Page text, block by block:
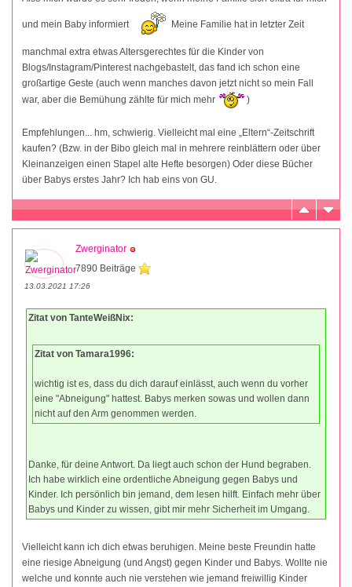
und mein Baby informiert Meine Familie hat in letzter Zeit
manchmal extra etwas Altersgerechtes für die Kinder von
Blogs/Instagram/Pinterest nachgebastelt, das fand ich schon eine
großartige Geste (auch wenn manches davon jetzt nicht so mein Fall
war, aber die Bemühung zählte für mich mehr
)
Empfehlungen... hm, schwierig. Vielleicht mal eine „Eltern“-Zeitschrift
kaufen? (Bzw. in der Bibo gleich mal in mehrere reinblättern oder über
Kleinanzeigen einen Stapel alte Hefte besorgen) Oder diese Bücher
über Babys erstes Jahr? Ich hab eins von GU.
Zwerginator
7890 Beiträge
13.03.2021 17:26
Zitat von TanteWeißNix:
Zitat von Tamara1996:
wichtig ist es, dass du dich darauf einlässt, auch wenn du vorher
eine "Abneigung" hattest. Babys merken sowas und wollen dann
nicht auf den Arm genommen werden.
Danke, für deine Antwort. Da liegt auch schon der Hund begraben.
Ich habe wirklich eine ordentliche Abneigung gegen Babys und
Kinder. Ich persönlich bin jemand, dem lesen hilft. Einfach mehr über
Babys und Kinder zu wissen, gibt mir mehr Sicherheit im Umgang.
Vielleicht kann ich dich etwas beruhigen. Meine beste Freundin hatte
eine riesige Abneigung (und Angst) gegen Kinder und Babys. Wollte nie
welche und konnte auch nie verstehen wie jemand freiwillig Kinder